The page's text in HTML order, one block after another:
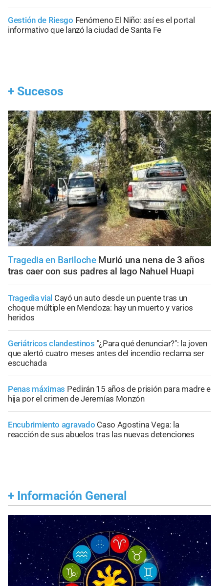
Gestión de Riesgo Fenómeno El Niño: así es el portal
informativo que lanzó la ciudad de Santa Fe
+ Sucesos
Tragedia en Bariloche Murió una nena de 3 años
tras caer con sus padres al lago Nahuel Huapi
Tragedia vial Cayó un auto desde un puente tras un
choque múltiple en Mendoza: hay un muerto y varios
heridos
Geriátricos clandestinos "¿Para qué denunciar?": la joven
que alertó cuatro meses antes del incendio reclama ser
escuchada
Penas máximas Pedirán 15 años de prisión para madre e
hija por el crimen de Jeremías Monzón
Encubrimiento agravado Caso Agostina Vega: la
reacción de sus abuelos tras las nuevas detenciones
+ Información General